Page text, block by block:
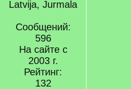
Latvija, Jurmala
Сообщений:
596
На сайте с
2003 г.
Рейтинг:
132